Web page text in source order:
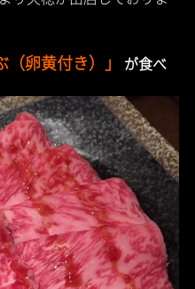
卵黄付き）」
が食べ